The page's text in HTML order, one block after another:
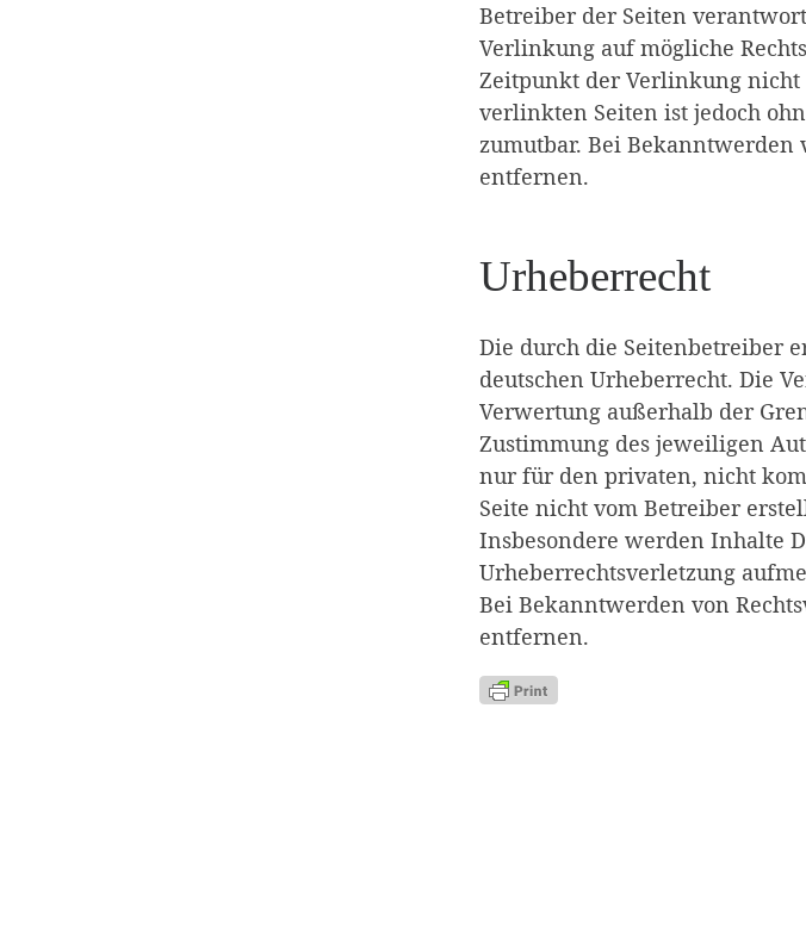
Betreiber der Seiten
Verlinkung auf mögliche
Zeitpunkt der Verlinkung
verlinkten Seiten ist jedoch
zumutbar. Bei
entfernen.
Urheberrecht
Die durch die Seitenbetreiber
deutschen Urheberrecht. Die
Verwertung außerhalb der
Zustimmung des jeweiligen
nur für den privaten, nicht
Seite nicht vom Betreiber
Insbesondere werden Inhalte
Urheberrechtsverletzung
Bei Bekanntwerden von
entfernen.